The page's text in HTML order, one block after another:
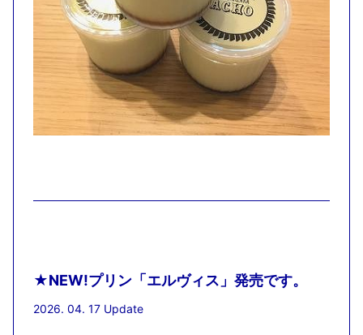
★NEW!プリン「エルヴィス」発売です。
2026. 04. 17 Update